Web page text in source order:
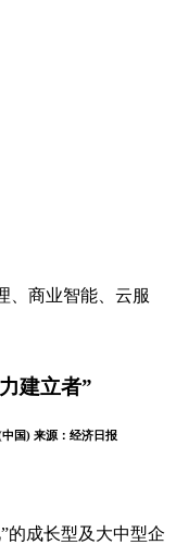
、商业智能、云服
建立者”
中国) 来源： 经济日报
成长型及大中型企